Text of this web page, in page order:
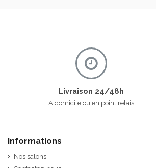
Livraison 24/48h
A domicile ou en point relais
Informations
Nos salons